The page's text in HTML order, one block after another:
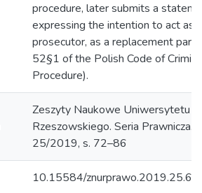
procedure, later submits a
expressing the intention to act as
prosecutor, as a replacement
52§1 of the Polish Code of
Procedure).
Zeszyty Naukowe Uniwersytetu
Rzeszowskiego. Seria Prawnicza.
25/2019, s. 72–86
10.15584/znurprawo.2019.25.6